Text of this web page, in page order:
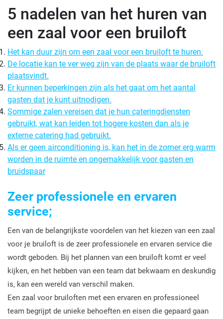
5 nadelen van het huren van
een zaal voor een bruiloft
Het kan duur zijn om een zaal voor een bruiloft te huren.
De locatie kan te ver weg zijn van de plaats waar de bruiloft
plaatsvindt.
Er kunnen beperkingen zijn als het gaat om het aantal
gasten dat je kunt uitnodigen.
Sommige zalen vereisen dat je hun cateringdiensten
gebruikt, wat kan leiden tot hogere kosten dan als je
externe catering had gebruikt.
Als er geen airconditioning is, kan het in de zomer erg warm
worden in de ruimte en ongemakkelijk voor gasten en
bruidspaar
Zeer professionele en ervaren
service;
Een van de belangrijkste voordelen van het kiezen van een zaal
voor je bruiloft is de zeer professionele en ervaren service die
wordt geboden. Bij het plannen van een bruiloft komt er veel
kijken, en het hebben van een team dat bekwaam en deskundig
is, kan een wereld van verschil maken.
Een zaal voor bruiloften met een ervaren en professioneel
team begrijpt de unieke behoeften en eisen die gepaard gaan